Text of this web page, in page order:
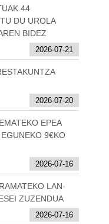
44
DU UROLA
BIDEZ
2026-07-21
2026-07-20
EPEA
9€KO
2026-07-16
LAN-
ZUZENDUA
2026-07-16